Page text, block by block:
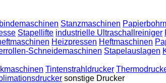
Stanzmaschinen
Stapellifte industrielle Ultraschallreiniger
Heizpressen Heftmaschinen
Schneidemaschinen Stapelauslagen
Tintenstrahldrucker
sonstige Drucker